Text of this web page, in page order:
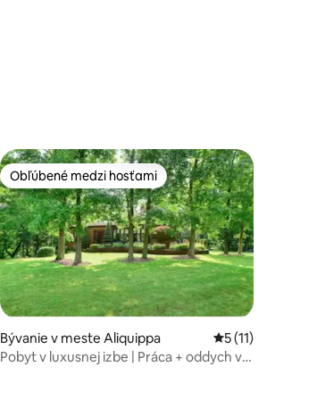
Obľúbené medzi hosťami
Obľúbené medzi hosťami
Bývanie v meste Aliquippa Priemerné
5 (11)
Pobyt v luxusnej izbe | Práca + oddych v